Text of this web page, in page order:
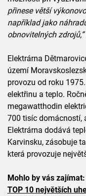
přinese větší
například jako
obnovitelných zdrojů,“
Elektrárna
území
provozu od roku
elektřinu a teplo.
megawatthodin
700 tisíc domácností,
Elektrárna dodává
Karvinsku, zásobuje
která provozuje
Mohlo by vás zajímat:
TOP 10 největších